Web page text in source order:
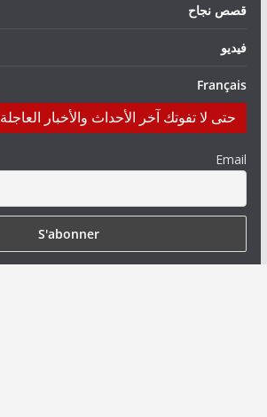
قصص نجاح
فيديو
Français
حتى لا تفوتك آخر الأحداث والأخبار العاجلة
Email